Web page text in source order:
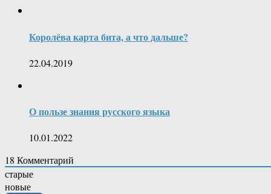
Королёва карта бита, а что дальше?
22.04.2019
О пользе знания русского языка
10.01.2022
18 Комментарий
старые
новые